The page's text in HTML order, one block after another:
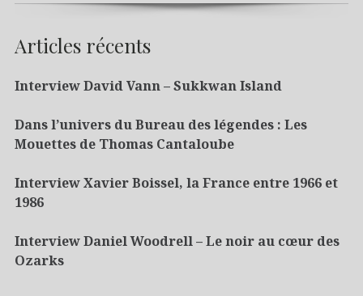
Articles récents
Interview David Vann – Sukkwan Island
Dans l’univers du Bureau des légendes : Les
Mouettes de Thomas Cantaloube
Interview Xavier Boissel, la France entre 1966 et
1986
Interview Daniel Woodrell – Le noir au cœur des
Ozarks